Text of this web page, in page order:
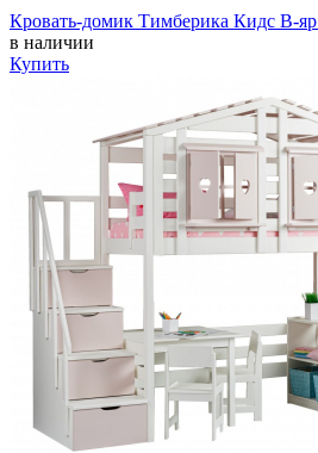
Кровать-домик Тимберика Кидс В-
в наличии
Купить